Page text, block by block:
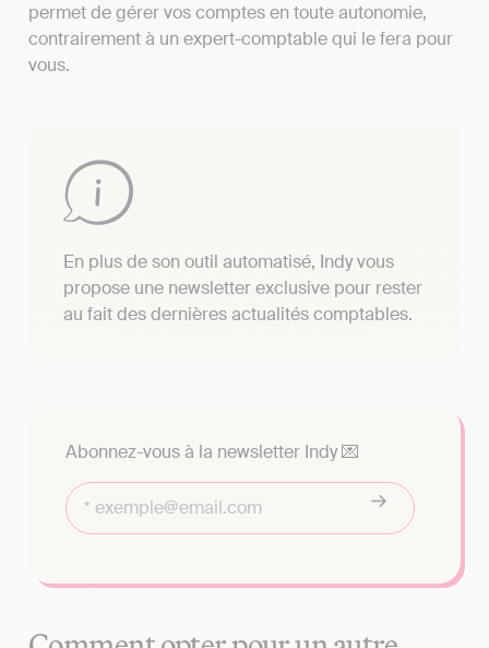
permet de gérer vos comptes en toute autonomie,
contrairement à un expert-comptable qui le fera pour
vous.
En plus de son outil automatisé, Indy vous
propose une newsletter exclusive pour rester
au fait des dernières actualités comptables.
Abonnez-vous à la newsletter Indy 💌